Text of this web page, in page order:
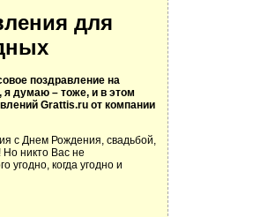
для
поздравление на
думаю – тоже, и в этом
Grattis.ru от компании
с Днем Рождения, свадьбой,
никто Вас не
угодно, когда угодно и